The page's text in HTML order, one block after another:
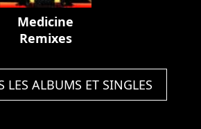
Medicine
Remixes
LES ALBUMS ET SINGLES